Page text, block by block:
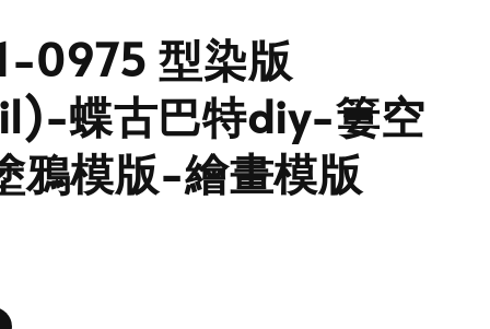
0975 型染版
蝶古巴特diy-簍空
鴉模版-繪畫模版